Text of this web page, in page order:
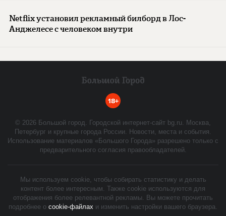
Netflix установил рекламный билборд в Лос-
Анджелесе с человеком внутри
18+
© 2026 Большой город. Городской интернет-сайт bg.ru. Москва,
Петербург и крупные города России. Новости, места и события.
Использование материалов «Большого Города» разрешено только с
предварительного согласия правообладателей.
Мы используем cookie, чтобы собирать статистику и делать
контент более интересным. Также cookie используются для
отображения более релевантной рекламы. Вы можете прочитать
подробнее о cookie-файлах и изменить настройки вашего браузера.